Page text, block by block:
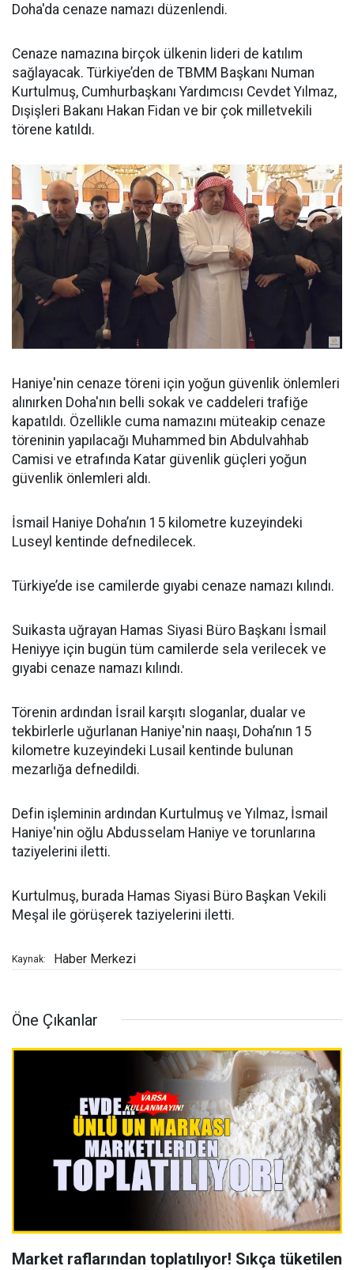
Doha'da cenaze namazı düzenlendi.
Cenaze namazına birçok ülkenin lideri de katılım
sağlayacak. Türkiye’den de TBMM Başkanı Numan
Kurtulmuş, Cumhurbaşkanı Yardımcısı Cevdet Yılmaz,
Dışişleri Bakanı Hakan Fidan ve bir çok milletvekili
törene katıldı.
Haniye'nin cenaze töreni için yoğun güvenlik önlemleri
alınırken Doha'nın belli sokak ve caddeleri trafiğe
kapatıldı. Özellikle cuma namazını müteakip cenaze
töreninin yapılacağı Muhammed bin Abdulvahhab
Camisi ve etrafında Katar güvenlik güçleri yoğun
güvenlik önlemleri aldı.
İsmail Haniye Doha’nın 15 kilometre kuzeyindeki
Luseyl kentinde defnedilecek.
Türkiye’de ise camilerde gıyabi cenaze namazı kılındı.
Suikasta uğrayan Hamas Siyasi Büro Başkanı İsmail
Heniyye için bugün tüm camilerde sela verilecek ve
gıyabi cenaze namazı kılındı.
Törenin ardından İsrail karşıtı sloganlar, dualar ve
tekbirlerle uğurlanan Haniye'nin naaşı, Doha’nın 15
kilometre kuzeyindeki Lusail kentinde bulunan
mezarlığa defnedildi.
Defin işleminin ardından Kurtulmuş ve Yılmaz, İsmail
Haniye'nin oğlu Abdusselam Haniye ve torunlarına
taziyelerini iletti.
Kurtulmuş, burada Hamas Siyasi Büro Başkan Vekili
Meşal ile görüşerek taziyelerini iletti.
Kaynak: Haber Merkezi
Öne Çıkanlar
Market raflarından toplatılıyor! Sıkça tüketilen